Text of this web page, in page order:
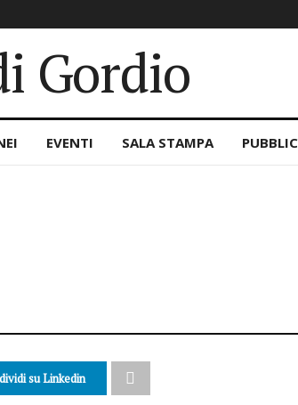
EVENTI SALA STAMPA
su Linkedin